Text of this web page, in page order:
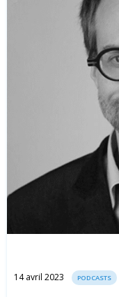
14 avril 2023 PODCASTS